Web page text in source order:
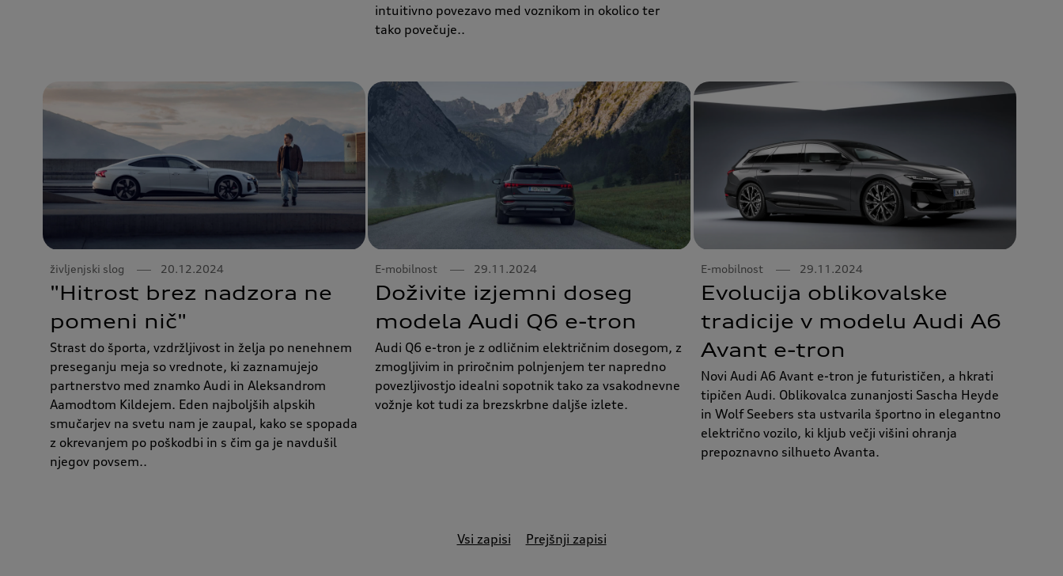
intuitivno povezavo med voznikom in okolico ter
tako povečuje..
življenjski slog 20.12.2024
"Hitrost brez nadzora ne
pomeni nič"
Strast do športa, vzdržljivost in želja po nenehnem
preseganju meja so vrednote, ki zaznamujejo
partnerstvo med znamko Audi in Aleksandrom
Aamodtom Kildejem. Eden najboljših alpskih
smučarjev na svetu nam je zaupal, kako se spopada
z okrevanjem po poškodbi in s čim ga je navdušil
njegov povsem..
E-mobilnost 29.11.2024
Doživite izjemni doseg
modela Audi Q6 e-tron
Audi Q6 e-tron je z odličnim električnim dosegom, z
zmogljivim in priročnim polnjenjem ter napredno
povezljivostjo idealni sopotnik tako za vsakodnevne
vožnje kot tudi za brezskrbne daljše izlete.
E-mobilnost 29.11.2024
Evolucija oblikovalske
tradicije v modelu Audi A6
Avant e-tron
Novi Audi A6 Avant e-tron je futurističen, a hkrati
tipičen Audi. Oblikovalca zunanjosti Sascha Heyde
in Wolf Seebers sta ustvarila športno in elegantno
električno vozilo, ki kljub večji višini ohranja
prepoznavno silhueto Avanta.
Vsi zapisi Prejšnji zapisi